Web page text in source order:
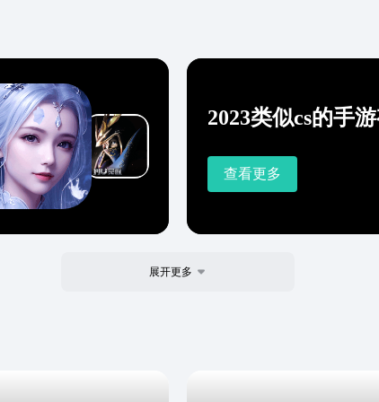
2023类似cs的手
查看更多
展开更多